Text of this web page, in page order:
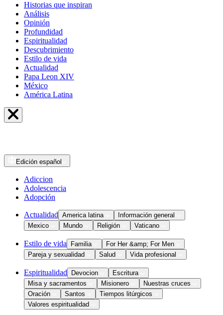
Historias que inspiran
Análisis
Opinión
Profundidad
Espiritualidad
Descubrimiento
Estilo de vida
Actualidad
Papa Leon XIV
México
América Latina
Edición español
Adiccion
Adolescencia
Adopción
Actualidad America latina
Información general
Mexico
Mundo Religión Vaticano
Estilo de vida Familia
For Her &amp; For Men
Pareja y sexualidad
Salud Vida profesional
Espiritualidad Devocion
Escritura
Misa y sacramentos
Misionero
Nuestras cruces
Oración
Santos
Tiempos litúrgicos
Valores espiritualidad